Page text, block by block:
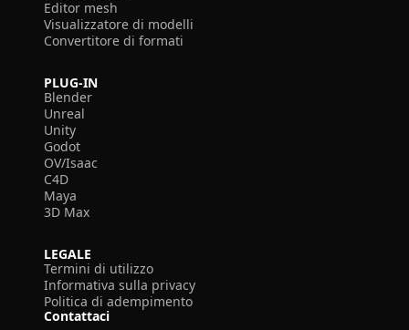
Editor mesh
Visualizzatore di modelli
Convertitore di formati
PLUG-IN
Blender
Unreal
Unity
Godot
OV/Isaac
C4D
Maya
3D Max
LEGALE
Termini di utilizzo
Informativa sulla privacy
Politica di adempimento
Contattaci